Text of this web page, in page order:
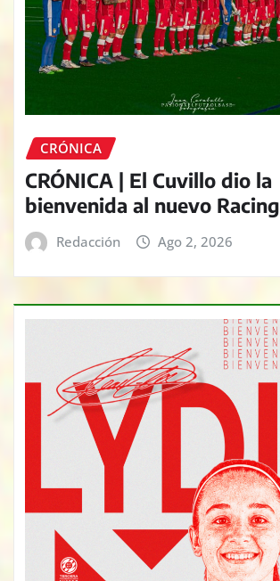
CRÓNICA
CRÓNICA | El Cuvillo dio la
bienvenida al nuevo Racing
Redacción Ago 2, 2026